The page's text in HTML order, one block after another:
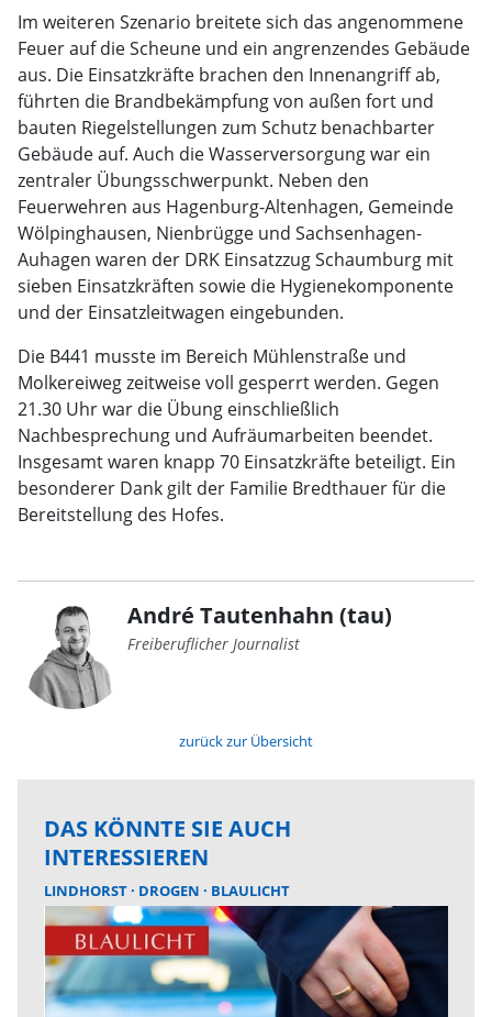
Im weiteren Szenario breitete sich das angenommene
Feuer auf die Scheune und ein angrenzendes Gebäude
aus. Die Einsatzkräfte brachen den Innenangriff ab,
führten die Brandbekämpfung von außen fort und
bauten Riegelstellungen zum Schutz benachbarter
Gebäude auf. Auch die Wasserversorgung war ein
zentraler Übungsschwerpunkt. Neben den
Feuerwehren aus Hagenburg-Altenhagen, Gemeinde
Wölpinghausen, Nienbrügge und Sachsenhagen-
Auhagen waren der DRK Einsatzzug Schaumburg mit
sieben Einsatzkräften sowie die Hygienekomponente
und der Einsatzleitwagen eingebunden.
Die B441 musste im Bereich Mühlenstraße und
Molkereiweg zeitweise voll gesperrt werden. Gegen
21.30 Uhr war die Übung einschließlich
Nachbesprechung und Aufräumarbeiten beendet.
Insgesamt waren knapp 70 Einsatzkräfte beteiligt. Ein
besonderer Dank gilt der Familie Bredthauer für die
Bereitstellung des Hofes.
André Tautenhahn (tau)
Freiberuflicher Journalist
zurück zur Übersicht
DAS KÖNNTE SIE AUCH
INTERESSIEREN
LINDHORST DROGEN BLAULICHT